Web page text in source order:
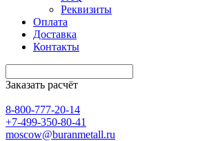
Реквизиты
Оплата
Доставка
Контакты
Заказать расчёт
8-800-777-20-14
+7-499-350-80-41
moscow@buranmetall.ru